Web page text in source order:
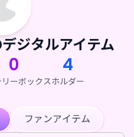
ジタルアイテム
0
ーボックス
4
ホルダー
ファンアイテム